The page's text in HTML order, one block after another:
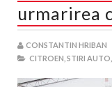
urmarirea
CONSTANTIN HRIBAN
CITROEN, STIRI AUTO,